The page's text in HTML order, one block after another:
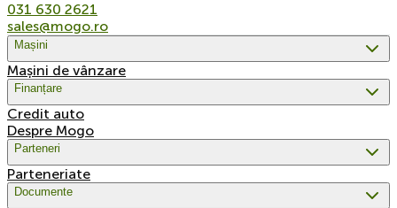
031 630 2621
sales@mogo.ro
Mașini
Mașini de vânzare
Finanțare
Credit auto
Despre Mogo
Parteneri
Parteneriate
Documente